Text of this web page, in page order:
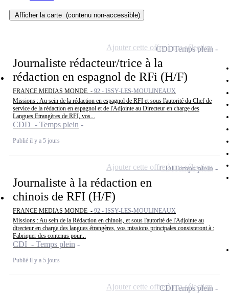
Afficher la carte (contenu non-accessible)
Journaliste rédacteur/trice à la
rédaction en espagnol de RFi (H/F)
FRANCE MEDIAS MONDE - 92 - ISSY-LES-MOULINEAUX
Missions : Au sein de la rédaction en espagnol de RFI et sous l'autorité du Chef de
service de la rédaction en espagnol et de l'Adjointe au Directeur en charge des
Langues Etrangères de RFI, vos...
CDD - Temps plein
Publié il y a 5 jours
CDDTemps plein
Ajouter cette offre à ma sélection
Journaliste à la rédaction en
chinois de RFI (H/F)
FRANCE MEDIAS MONDE - 92 - ISSY-LES-MOULINEAUX
Missions : Au sein de la Rédaction en chinois, et sous l'autorité de l'Adjointe au
directeur en charge des langues étrangères, vos missions principales consisteront à :
Fabriquer des contenus pour...
CDI - Temps plein
Publié il y a 5 jours
CDITemps plein
Ajouter cette offre à ma sélection
CDITemps plein
Ajouter cette offre à ma sélection